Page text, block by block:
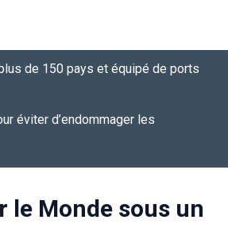
de 150 pays et équipé de ports
éviter d’endommager les
le Monde sous un